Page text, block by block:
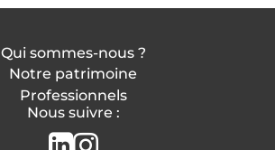
Qui sommes-nous ?
Notre patrimoine
Professionnels
Nous suivre :